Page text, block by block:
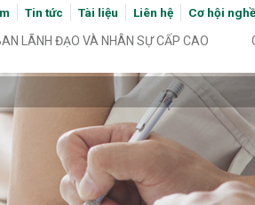
Tin tức Tài liệu Liên hệ
Cơ hội
LÃNH ĐẠO VÀ NHÂN SỰ CẤP CAO